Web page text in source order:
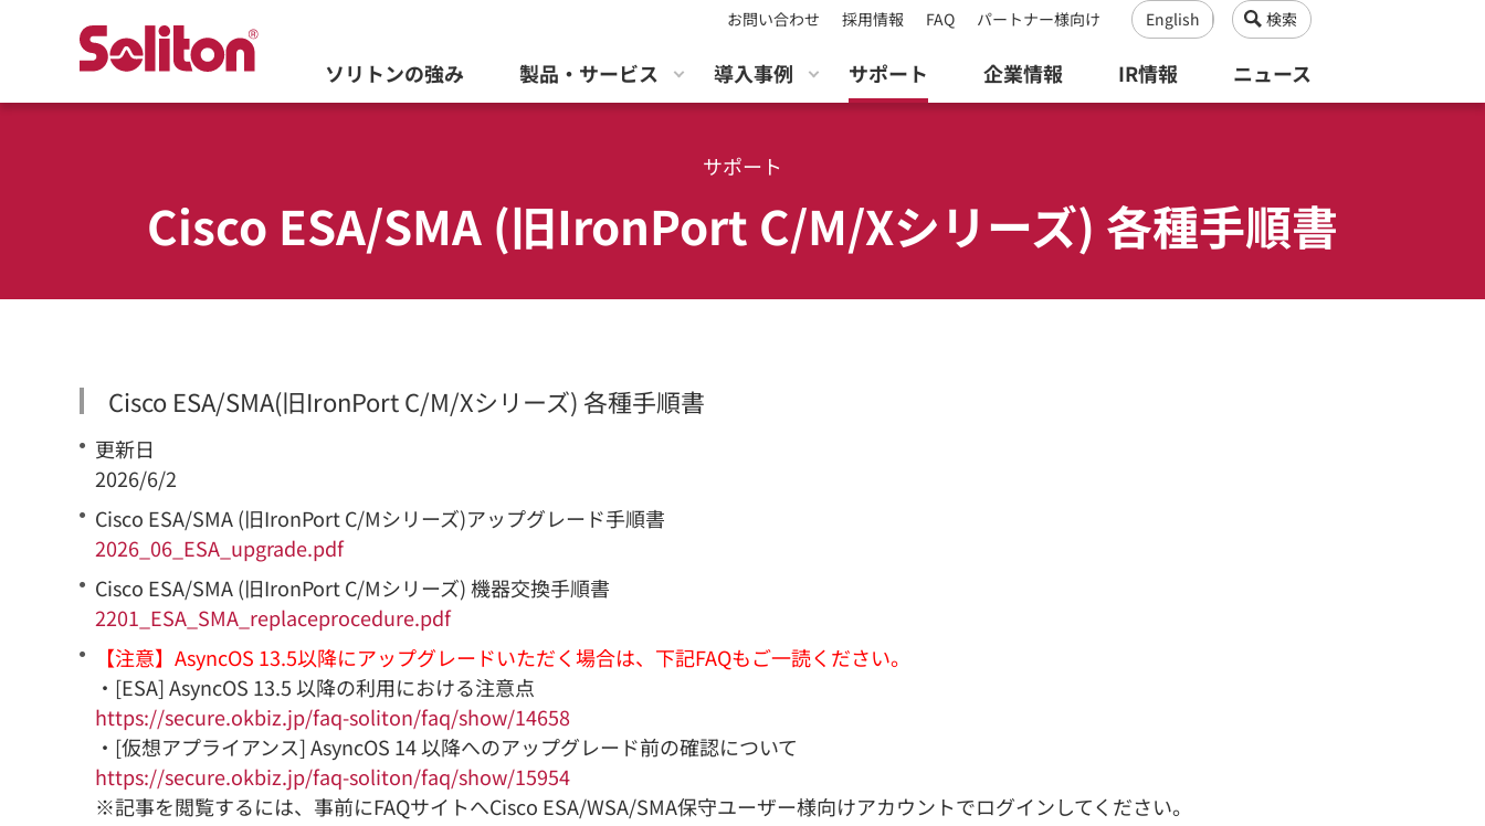
お問い合わせ 採用情報 FAQ パートナー様向け English 検索
ソリトンの強み 製品・サービス 導入事例 サポート 企業情報 IR情報 ニュース
サポート
Cisco ESA/SMA (旧IronPort C/M/Xシリーズ) 各種手順書
Cisco ESA/SMA(旧IronPort C/M/Xシリーズ) 各種手順書
更新日
2026/6/2
Cisco ESA/SMA (旧IronPort C/Mシリーズ)アップグレード手順書
2026_06_ESA_upgrade.pdf
Cisco ESA/SMA (旧IronPort C/Mシリーズ) 機器交換手順書
2201_ESA_SMA_replaceprocedure.pdf
【注意】AsyncOS 13.5以降にアップグレードいただく場合は、下記FAQもご一読ください。
・[ESA] AsyncOS 13.5 以降の利用における注意点
https://secure.okbiz.jp/faq-soliton/faq/show/14658
・[仮想アプライアンス] AsyncOS 14 以降へのアップグレード前の確認について
https://secure.okbiz.jp/faq-soliton/faq/show/15954
※記事を閲覧するには、事前にFAQサイトへCisco ESA/WSA/SMA保守ユーザー様向けアカウントでログインしてください。